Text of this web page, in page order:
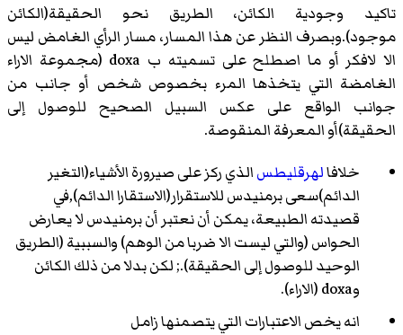
تاكيد وجودية الكائن، الطريق نحو الحقيقة(الكائن
موجود).وبصرف النظر عن هذا المسار، مسار الرأي الغامض ليس
الا لافكر أو ما اصطلح على تسميته ب doxa (مجموعة الاراء
الغامضة التي يتخذها المرء بخصوص شخص أو جانب من
جوانب الواقع على عكس السبيل الصحيح للوصول إلى
الحقيقة)أو المعرفة المنقوصة.
خلافالهرقليطسالذي ركز على صيرورة الأشياء(التغير
الدائم)سعى برمنيدس للاستقرار(الاستقارا الدائم),في
قصيدته الطبيعة، يمكن أن نعتبر أن برمنيدس لا يعارض
الحواس (والتي ليست الا ضربا من الوهم) والسببية (الطريق
الوحيد للوصول إلى الحقيقة).; لكن بدلا من ذلك الكائن
وdoxa (الاراء).
انه يخص الاعتبارات التي يتصمنها زامل